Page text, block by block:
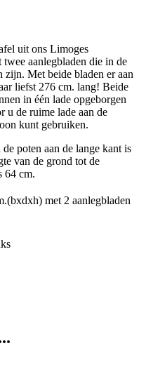
uit ons Limoges
twee aanlegbladen die in de
zijn. Met beide bladen er aan
liefst 276 cm. lang! Beide
in één lade opgeborgen
u de ruime lade aan de
kunt gebruiken.
poten aan de lange kant is
van de grond tot de
64 cm.
met 2 aanlegbladen